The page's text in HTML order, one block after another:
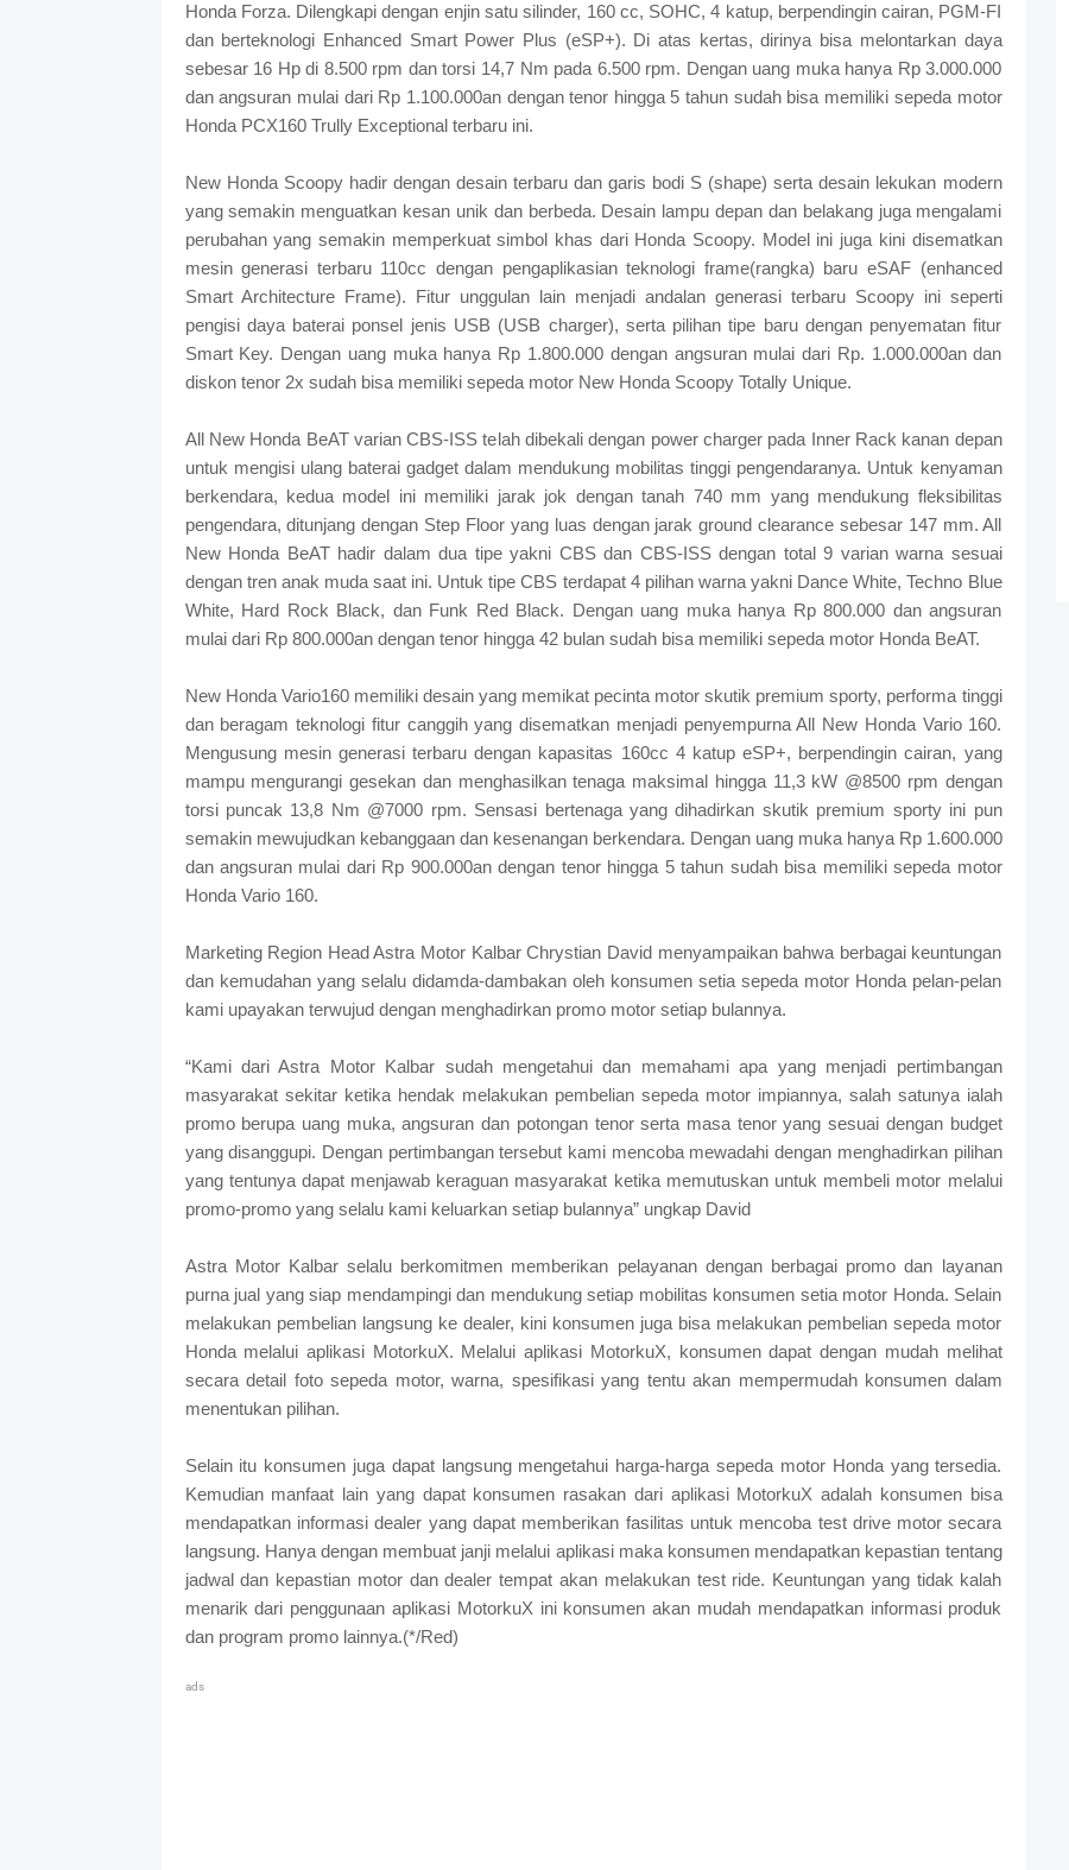
Honda Forza. Dilengkapi dengan enjin satu silinder, 160 cc, SOHC, 4 katup, berpendingin cairan, PGM-FI
dan berteknologi Enhanced Smart Power Plus (eSP+). Di atas kertas, dirinya bisa melontarkan daya
sebesar 16 Hp di 8.500 rpm dan torsi 14,7 Nm pada 6.500 rpm. Dengan uang muka hanya Rp 3.000.000
dan angsuran mulai dari Rp 1.100.000an dengan tenor hingga 5 tahun sudah bisa memiliki sepeda motor
Honda PCX160 Trully Exceptional terbaru ini.
New Honda Scoopy hadir dengan desain terbaru dan garis bodi S (shape) serta desain lekukan modern
yang semakin menguatkan kesan unik dan berbeda. Desain lampu depan dan belakang juga mengalami
perubahan yang semakin memperkuat simbol khas dari Honda Scoopy. Model ini juga kini disematkan
mesin generasi terbaru 110cc dengan pengaplikasian teknologi frame(rangka) baru eSAF (enhanced
Smart Architecture Frame). Fitur unggulan lain menjadi andalan generasi terbaru Scoopy ini seperti
pengisi daya baterai ponsel jenis USB (USB charger), serta pilihan tipe baru dengan penyematan fitur
Smart Key. Dengan uang muka hanya Rp 1.800.000 dengan angsuran mulai dari Rp. 1.000.000an dan
diskon tenor 2x sudah bisa memiliki sepeda motor New Honda Scoopy Totally Unique.
All New Honda BeAT varian CBS-ISS telah dibekali dengan power charger pada Inner Rack kanan depan
untuk mengisi ulang baterai gadget dalam mendukung mobilitas tinggi pengendaranya. Untuk kenyaman
berkendara, kedua model ini memiliki jarak jok dengan tanah 740 mm yang mendukung fleksibilitas
pengendara, ditunjang dengan Step Floor yang luas dengan jarak ground clearance sebesar 147 mm. All
New Honda BeAT hadir dalam dua tipe yakni CBS dan CBS-ISS dengan total 9 varian warna sesuai
dengan tren anak muda saat ini. Untuk tipe CBS terdapat 4 pilihan warna yakni Dance White, Techno Blue
White, Hard Rock Black, dan Funk Red Black. Dengan uang muka hanya Rp 800.000 dan angsuran
mulai dari Rp 800.000an dengan tenor hingga 42 bulan sudah bisa memiliki sepeda motor Honda BeAT.
New Honda Vario160 memiliki desain yang memikat pecinta motor skutik premium sporty, performa tinggi
dan beragam teknologi fitur canggih yang disematkan menjadi penyempurna All New Honda Vario 160.
Mengusung mesin generasi terbaru dengan kapasitas 160cc 4 katup eSP+, berpendingin cairan, yang
mampu mengurangi gesekan dan menghasilkan tenaga maksimal hingga 11,3 kW @8500 rpm dengan
torsi puncak 13,8 Nm @7000 rpm. Sensasi bertenaga yang dihadirkan skutik premium sporty ini pun
semakin mewujudkan kebanggaan dan kesenangan berkendara. Dengan uang muka hanya Rp 1.600.000
dan angsuran mulai dari Rp 900.000an dengan tenor hingga 5 tahun sudah bisa memiliki sepeda motor
Honda Vario 160.
Marketing Region Head Astra Motor Kalbar Chrystian David menyampaikan bahwa berbagai keuntungan
dan kemudahan yang selalu didamda-dambakan oleh konsumen setia sepeda motor Honda pelan-pelan
kami upayakan terwujud dengan menghadirkan promo motor setiap bulannya.
“Kami dari Astra Motor Kalbar sudah mengetahui dan memahami apa yang menjadi pertimbangan
masyarakat sekitar ketika hendak melakukan pembelian sepeda motor impiannya, salah satunya ialah
promo berupa uang muka, angsuran dan potongan tenor serta masa tenor yang sesuai dengan budget
yang disanggupi. Dengan pertimbangan tersebut kami mencoba mewadahi dengan menghadirkan pilihan
yang tentunya dapat menjawab keraguan masyarakat ketika memutuskan untuk membeli motor melalui
promo-promo yang selalu kami keluarkan setiap bulannya” ungkap David
Astra Motor Kalbar selalu berkomitmen memberikan pelayanan dengan berbagai promo dan layanan
purna jual yang siap mendampingi dan mendukung setiap mobilitas konsumen setia motor Honda. Selain
melakukan pembelian langsung ke dealer, kini konsumen juga bisa melakukan pembelian sepeda motor
Honda melalui aplikasi MotorkuX. Melalui aplikasi MotorkuX, konsumen dapat dengan mudah melihat
secara detail foto sepeda motor, warna, spesifikasi yang tentu akan mempermudah konsumen dalam
menentukan pilihan.
Selain itu konsumen juga dapat langsung mengetahui harga-harga sepeda motor Honda yang tersedia.
Kemudian manfaat lain yang dapat konsumen rasakan dari aplikasi MotorkuX adalah konsumen bisa
mendapatkan informasi dealer yang dapat memberikan fasilitas untuk mencoba test drive motor secara
langsung. Hanya dengan membuat janji melalui aplikasi maka konsumen mendapatkan kepastian tentang
jadwal dan kepastian motor dan dealer tempat akan melakukan test ride. Keuntungan yang tidak kalah
menarik dari penggunaan aplikasi MotorkuX ini konsumen akan mudah mendapatkan informasi produk
dan program promo lainnya.(*/Red)
ads